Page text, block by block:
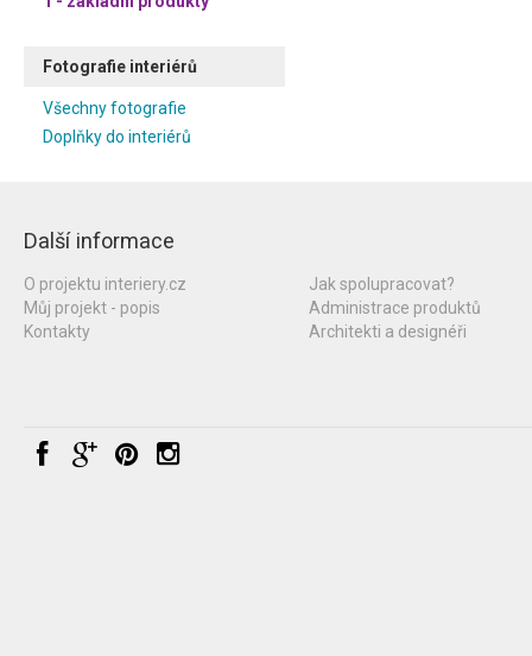
Fotografie interiérů
Všechny fotografie
Doplňky do interiérů
Další informace
O projektu interiery.cz
Můj projekt - popis
Kontakty
Jak spolupracovat?
Administrace produktů
Architekti a designéři